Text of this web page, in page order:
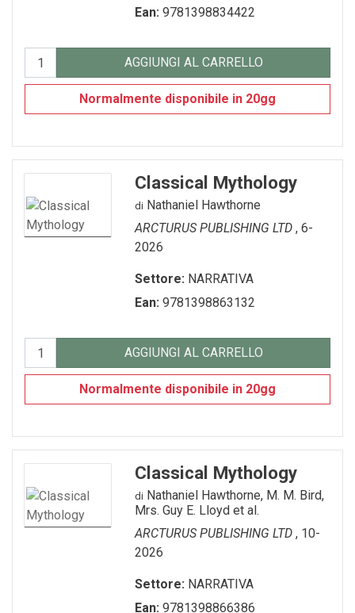
Ean: 9781398834422
AGGIUNGI AL CARRELLO
Normalmente disponibile in 20gg
Classical Mythology
di Nathaniel Hawthorne
ARCTURUS PUBLISHING LTD , 6-
2026
Settore: NARRATIVA
Ean: 9781398863132
AGGIUNGI AL CARRELLO
Normalmente disponibile in 20gg
Classical Mythology
di Nathaniel Hawthorne, M. M. Bird,
Mrs. Guy E. Lloyd et al.
ARCTURUS PUBLISHING LTD , 10-
2026
Settore: NARRATIVA
Ean: 9781398866386